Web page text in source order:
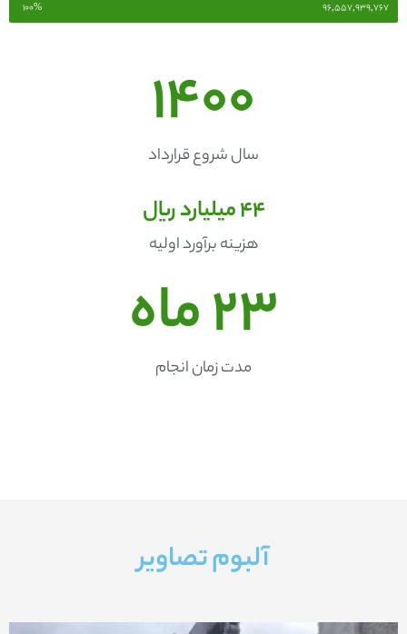
96,557,939,767
100%
سال شروع قرارداد
1400
هزینه برآورد اولیه
44
مدت زمان انجام
23
آلبوم تصاویر